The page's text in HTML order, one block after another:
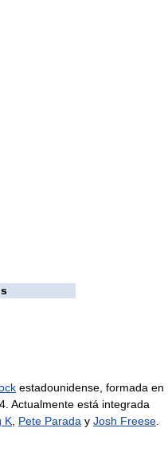
estadounidense, formada en
Actualmente está integrada
K Pete Parada y Josh Freese